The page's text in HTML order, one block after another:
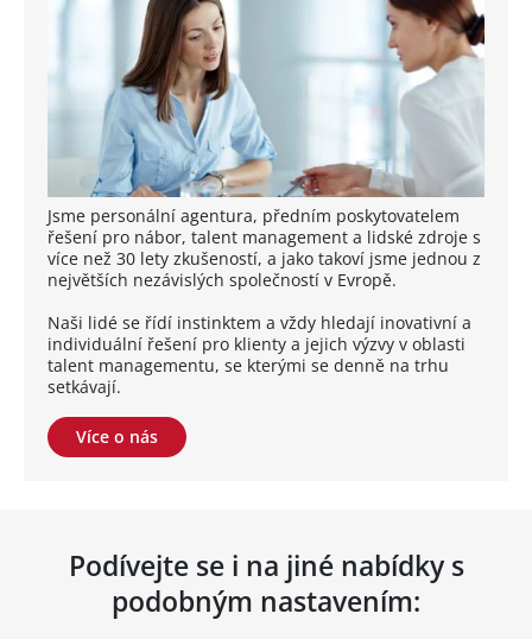
Jsme personální agentura, předním poskytovatelem
řešení pro nábor, talent management a lidské zdroje s
více než 30 lety zkušeností, a jako takoví jsme jednou z
největších nezávislých společností v Evropě.
Naši lidé se řídí instinktem a vždy hledají inovativní a
individuální řešení pro klienty a jejich výzvy v oblasti
talent managementu, se kterými se denně na trhu
setkávají.
Více o nás
Podívejte se i na jiné nabídky s
podobným nastavením: